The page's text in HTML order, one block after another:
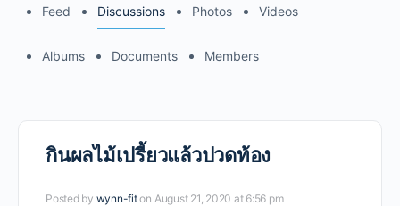
Feed Discussions Photos Videos
Albums Documents Members
กินผลไม้เปรี้ยวแล้วปวดท้อง
Posted by wynn-fiton August 21, 2020 at 6:56 pm